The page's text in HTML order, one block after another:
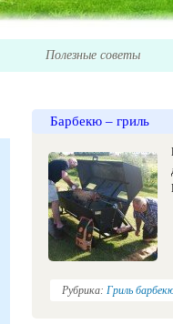
Полезные советы
Барбекю – гриль
Рубрика: Гриль